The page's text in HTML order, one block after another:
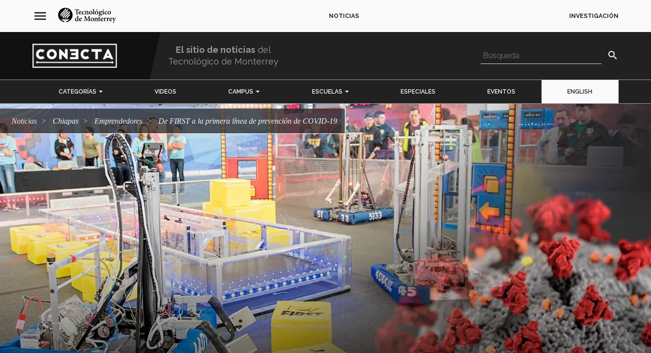
navegación
principal
menu NOTICIAS INVESTIGACIÓN
El sitio de noticias del
Tecnológico de Monterrey
search
CATEGORÍAS VIDEOS CAMPUS ESCUELAS ESPECIALES EVENTOS ENGLISH
Noticias Chiapas emprendedores De FIRST a la primera línea de prevención de COVID-19